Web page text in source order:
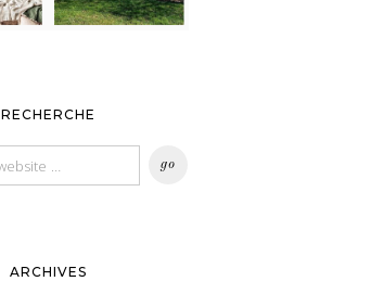
RECHERCHE
ARCHIVES